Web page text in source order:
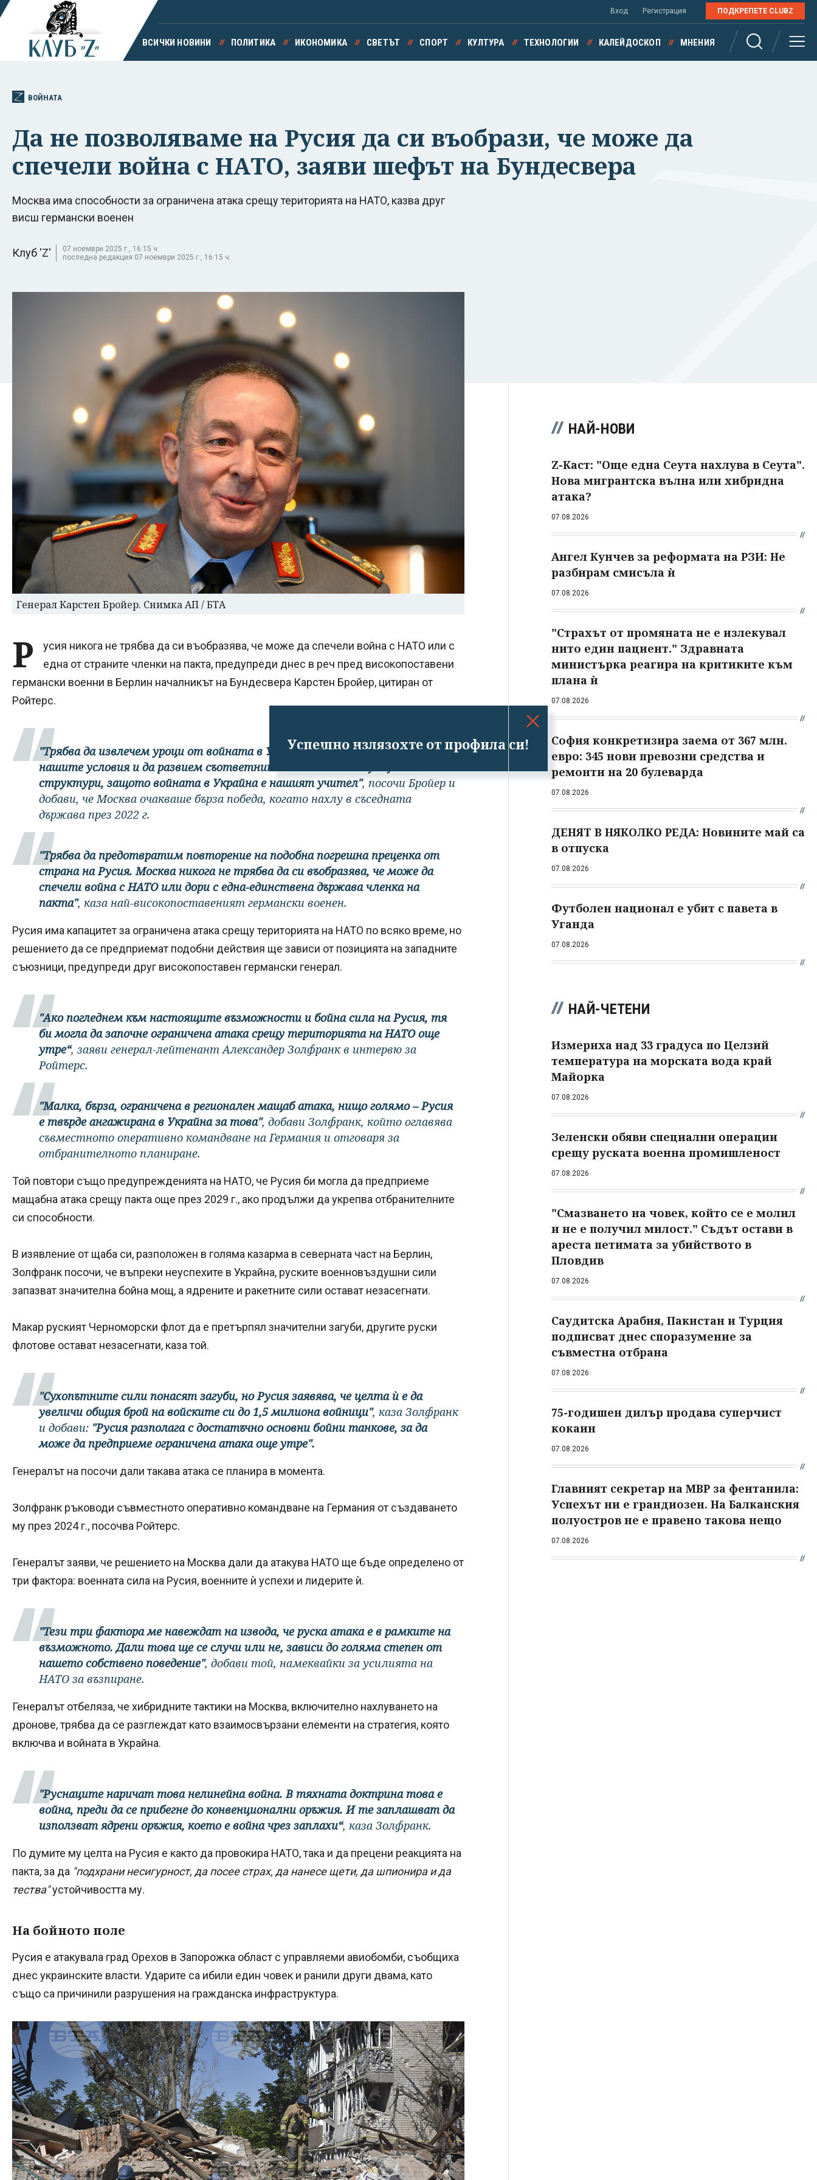
Успешно излязохте от профила си!
Вход Регистрация ПОДКРЕПЕТЕ CLUBZ
ВСИЧКИ НОВИНИ ПОЛИТИКА ИКОНОМИКА СВЕТЪТ СПОРТ КУЛТУРА ТЕХНОЛОГИИ КАЛЕЙДОСКОП МНЕНИЯ
ВОЙНАТА
Да не позволяваме на Русия да си въобрази, че може да
спечели война с НАТО, заяви шефът на Бундесвера
Москва има способности за ограничена атака срещу територията на НАТО, казва друг
висш германски военен
Клуб 'Z'
07 ноември 2025 г., 16:15 ч.
последна редакция 07 ноември 2025 г., 16:15 ч.
Генерал Карстен Бройер. Снимка АП / БТА
Р
усия никога не трябва да си въобразява, че може да спечели война с НАТО или с
една от страните членки на пакта, предупреди днес в реч пред високопоставени
германски военни в Берлин началникът на Бундесвера Карстен Бройер, цитиран от
Ройтерс.
"Трябва да извлечем уроци от войната в Украйна, да ги адаптираме към
нашите условия и да развием съответните собствени концепции и
структури, защото войната в Украйна е нашият учител", посочи Бройер и
добави, че Москва очакваше бърза победа, когато нахлу в съседната
държава през 2022 г.
"Трябва да предотвратим повторение на подобна погрешна преценка от
страна на Русия. Москва никога не трябва да си въобразява, че може да
спечели война с НАТО или дори с една-единствена държава членка на
пакта", каза най-високопоставеният германски военен.
Русия има капацитет за ограничена атака срещу територията на НАТО по всяко време, но
решението да се предприемат подобни действия ще зависи от позицията на западните
съюзници, предупреди друг високопоставен германски генерал.
"Ако погледнем към настоящите възможности и бойна сила на Русия, тя
би могла да започне ограничена атака срещу територията на НАТО още
утре“, заяви генерал-лейтенант Александер Золфранк в интервю за
Ройтерс.
"Малка, бърза, ограничена в регионален мащаб атака, нищо голямо – Русия
е твърде ангажирана в Украйна за това", добави Золфранк, който оглавява
съвместното оперативно командване на Германия и отговаря за
отбранителното планиране.
Той повтори също предупрежденията на НАТО, че Русия би могла да предприеме
мащабна атака срещу пакта още през 2029 г., ако продължи да укрепва отбранителните
си способности.
В изявление от щаба си, разположен в голяма казарма в северната част на Берлин,
Золфранк посочи, че въпреки неуспехите в Украйна, руските военновъздушни сили
запазват значителна бойна мощ, а ядрените и ракетните сили остават незасегнати.
Макар руският Черноморски флот да е претърпял значителни загуби, другите руски
флотове остават незасегнати, каза той.
"Сухопътните сили понасят загуби, но Русия заявява, че целта ѝ е да
увеличи общия брой на войските си до 1,5 милиона войници", каза Золфранк
и добави: "Русия разполага с достатъчно основни бойни танкове, за да
може да предприеме ограничена атака още утре".
Генералът на посочи дали такава атака се планира в момента.
Золфранк ръководи съвместното оперативно командване на Германия от създаването
му през 2024 г., посочва Ройтерс.
Генералът заяви, че решението на Москва дали да атакува НАТО ще бъде определено от
три фактора: военната сила на Русия, военните ѝ успехи и лидерите ѝ.
"Тези три фактора ме навеждат на извода, че руска атака е в рамките на
възможното. Дали това ще се случи или не, зависи до голяма степен от
нашето собствено поведение", добави той, намеквайки за усилията на
НАТО за възпиране.
Генералът отбеляза, че хибридните тактики на Москва, включително нахлуването на
дронове, трябва да се разглеждат като взаимосвързани елементи на стратегия, която
включва и войната в Украйна.
"Руснаците наричат това нелинейна война. В тяхната доктрина това е
война, преди да се прибегне до конвенционални оръжия. И те заплашват да
използват ядрени оръжия, което е война чрез заплахи“, каза Золфранк.
По думите му целта на Русия е както да провокира НАТО, така и да прецени реакцията на
пакта, за да "подхрани несигурност, да посее страх, да нанесе щети, да шпионира и да
тества"устойчивостта му.
На бойното поле
Русия е атакувала град Орехов в Запорожка област с управляеми авиобомби, съобщиха
днес украинските власти. Ударите са ибили един човек и ранили други двама, като
също са причинили разрушения на гражданска инфраструктура.
НАЙ-НОВИ
Z-Каст: "Още една Сеута нахлува в Сеута".
Нова мигрантска вълна или хибридна
атака?
07.08.2026
Ангел Кунчев за реформата на РЗИ: Не
разбирам смисъла ѝ
07.08.2026
"Страхът от промяната не е излекувал
нито един пациент." Здравната
министърка реагира на критиките към
плана ѝ
07.08.2026
София конкретизира заема от 367 млн.
евро: 345 нови превозни средства и
ремонти на 20 булеварда
07.08.2026
ДЕНЯТ В НЯКОЛКО РЕДА: Новините май са
в отпуска
07.08.2026
Футболен национал е убит с павета в
Уганда
07.08.2026
НАЙ-ЧЕТЕНИ
Измериха над 33 градуса по Целзий
температура на морската вода край
Майорка
07.08.2026
Зеленски обяви специални операции
срещу руската военна промишленост
07.08.2026
"Смазването на човек, който се е молил
и не е получил милост." Съдът остави в
ареста петимата за убийството в
Пловдив
07.08.2026
Саудитска Арабия, Пакистан и Турция
подписват днес споразумение за
съвместна отбрана
07.08.2026
75-годишен дилър продава суперчист
кокаин
07.08.2026
Главният секретар на МВР за фентанила:
Успехът ни е грандиозен. На Балканския
полуостров не е правено такова нещо
07.08.2026